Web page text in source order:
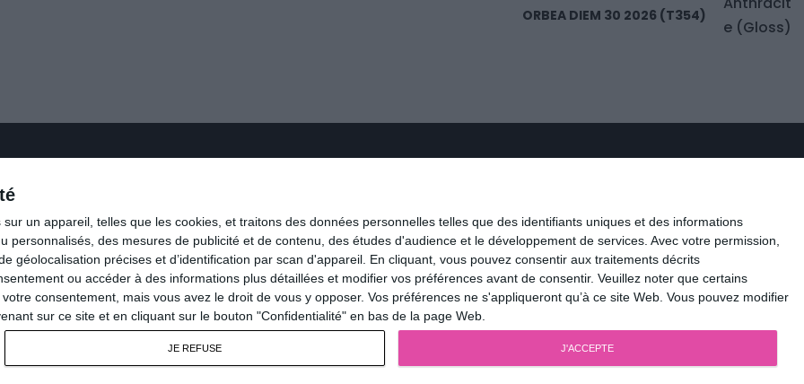
un appareil, telles que les cookies, et traitons des données personnelles telles que des identifiants uniques et des informations
des mesures de publicité et de contenu, des études d'audience et le développement de services. Avec votre permission,
géolocalisation précises et d’identification par scan d'appareil. En cliquant, vous pouvez consentir aux traitements décrits
ou accéder à des informations plus détaillées et modifier vos préférences avant de consentir. Veuillez noter que certains
consentement, mais vous avez le droit de vous y opposer. Vos préférences ne s'appliqueront qu’à ce site Web. Vous pouvez modifier
sur ce site et en cliquant sur le bouton "Confidentialité" en bas de la page Web.
JE REFUSE J'ACCEPTE
ORBEA DIEM 30 2026 (T354)
GENNES : 02 41 40 74 41
SAUMUR : 09 83 87 26 90
cycle.obsession@gmail.com